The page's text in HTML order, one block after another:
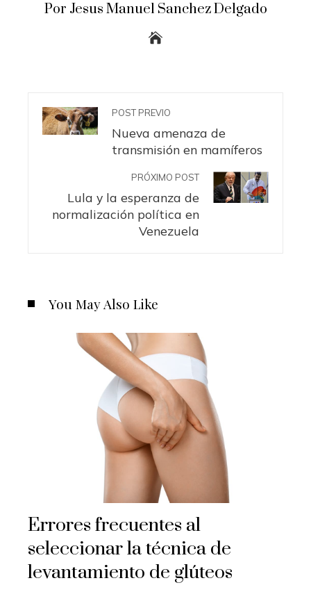
Por Jesus Manuel Sanchez Delgado
POST PREVIO
Nueva amenaza de
transmisión en mamíferos
PRÓXIMO POST
Lula y la esperanza de
normalización política en
Venezuela
You May Also Like
Errores frecuentes al
seleccionar la técnica de
levantamiento de glúteos